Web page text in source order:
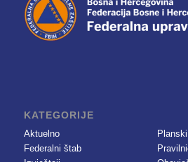
KATEGORIJE
Aktuelno
Federalni štab